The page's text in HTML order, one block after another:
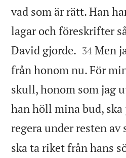
vad som är rätt. Han
lagar och föreskrifter
David gjorde. 

34 Men
från honom nu. För
skull, honom som jag
han höll mina bud, ska
regera under resten
ska ta riket från hans